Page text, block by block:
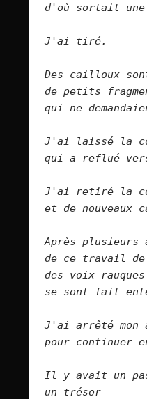
d'où sortait une
J'ai tiré.
Des cailloux
de petits
qui ne
J'ai laissé la
qui a reflué
J'ai retiré la
et de nouveaux
Après plusieurs
de ce travail de
des voix rauques
se sont fait
J'ai arrêté mon
pour continuer
Il y avait un
un trésor